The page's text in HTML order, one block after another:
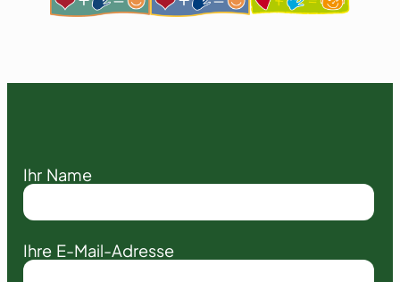
Ihr Name
Ihre E-Mail-Adresse